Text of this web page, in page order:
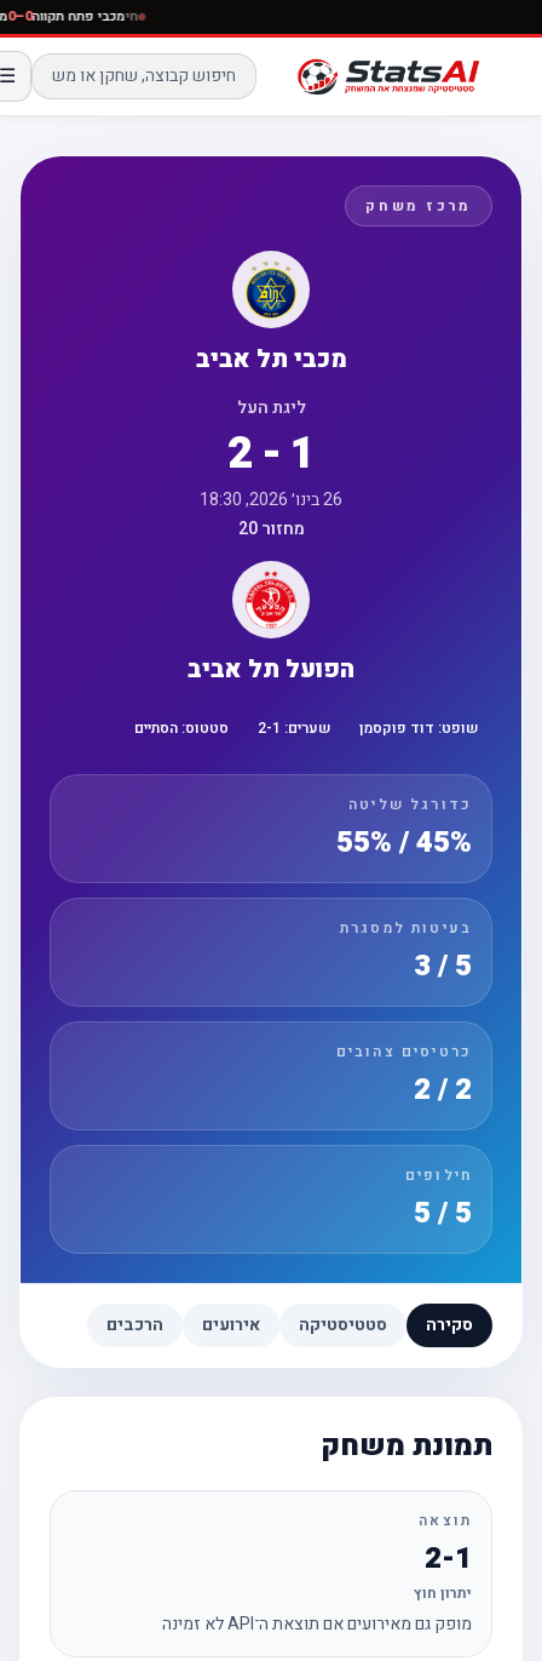
חימכבי פתח תקווה
☰
מרכז משחק
מכבי תל אביב
ליגת העל
2 - 1
26 בינו׳ 2026, 18:30
מחזור 20
הפועל תל אביב
שופט:דוד פוקסמן שערים: 2 -1 סטטוס:הסתיים
כדורגל שליטה
45% / 55%
בעיטות למסגרת
כרטיסים צהובים
חילופים
סקירה סטטיסטיקה אירועים הרכבים
תמונת משחק
תוצאה
2-1
יתרון חוץ
מופק גם מאירועים אם תוצאת ה־API לא זמינה